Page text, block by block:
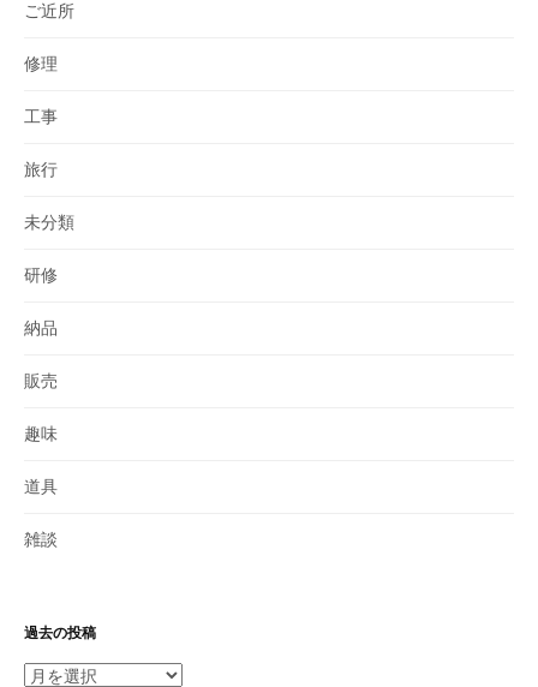
ご近所
修理
工事
旅行
未分類
研修
納品
販売
趣味
道具
雑談
過去の投稿
過